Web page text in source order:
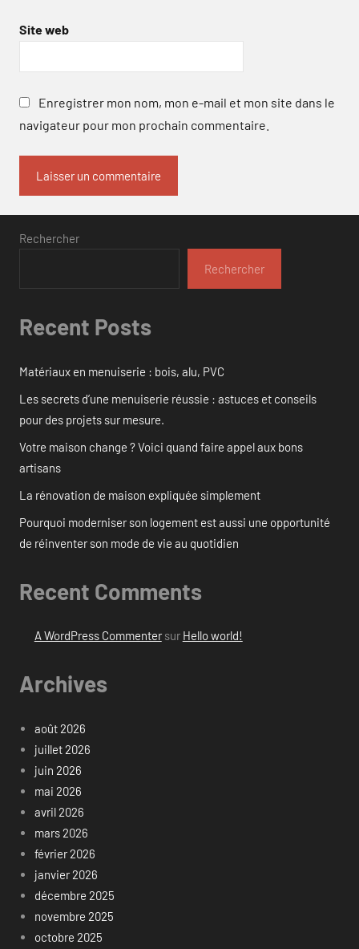
Site web
Enregistrer mon nom, mon e-mail et mon site dans le
navigateur pour mon prochain commentaire.
Rechercher
Rechercher
Recent Posts
Matériaux en menuiserie : bois, alu, PVC
Les secrets d’une menuiserie réussie : astuces et conseils
pour des projets sur mesure.
Votre maison change ? Voici quand faire appel aux bons
artisans
La rénovation de maison expliquée simplement
Pourquoi moderniser son logement est aussi une opportunité
de réinventer son mode de vie au quotidien
Recent Comments
A WordPress Commentersur Hello world!
Archives
août 2026
juillet 2026
juin 2026
mai 2026
avril 2026
mars 2026
février 2026
janvier 2026
décembre 2025
novembre 2025
octobre 2025